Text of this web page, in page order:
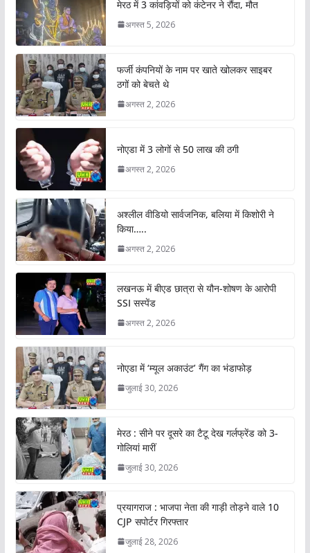
मेरठ में 3 कांवड़ियों को कंटेनर ने रौंदा, मौत
अगस्त 5, 2026
फर्जी कंपनियों के नाम पर खाते खोलकर साइबर
ठगों को बेचते थे
अगस्त 2, 2026
नोएडा में 3 लोगों से 50 लाख की ठगी
अगस्त 2, 2026
अश्लील वीडियो सार्वजनिक, बलिया में किशोरी ने
किया…..
अगस्त 2, 2026
लखनऊ में बीएड छात्रा से यौन-शोषण के आरोपी
SSI सस्पेंड
अगस्त 2, 2026
नोएडा में ‘म्यूल अकाउंट’ गैंग का भंडाफोड़
जुलाई 30, 2026
मेरठ : सीने पर दूसरे का टैटू देख गर्लफ्रेंड को 3-
गोलियां मारीं
जुलाई 30, 2026
प्रयागराज : भाजपा नेता की गाड़ी तोड़ने वाले 10
CJP सपोर्टर गिरफ्तार
जुलाई 28, 2026